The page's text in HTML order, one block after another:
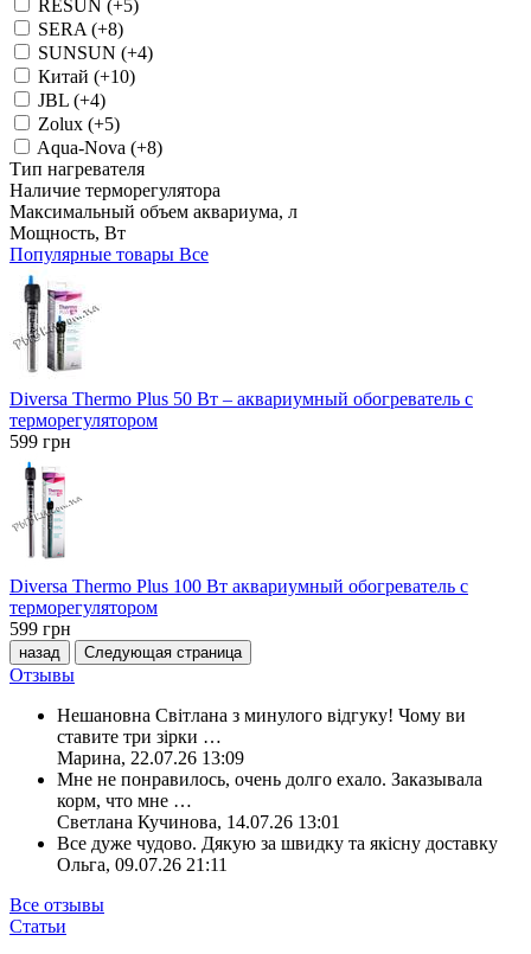
RESUN (+5)
SERA (+8)
SUNSUN (+4)
Китай (+10)
JBL (+4)
Zolux (+5)
Aqua-Nova (+8)
Тип нагревателя
Наличие терморегулятора
Максимальный объем аквариума, л
Мощность, Вт
Популярные товары Все
Diversa Thermo Plus 50 Вт – аквариумный обогреватель с
терморегулятором
599 грн
Diversa Thermo Plus 100 Вт аквариумный обогреватель с
терморегулятором
599 грн
назад Следующая страница
Отзывы
Нешановна Світлана з минулого відгуку! Чому ви
ставите три зірки …
Марина, 22.07.26 13:09
Мне не понравилось, очень долго ехало. Заказывала
корм, что мне …
Светлана Кучинова, 14.07.26 13:01
Все дуже чудово. Дякую за швидку та якісну доставку
Ольга, 09.07.26 21:11
Все отзывы
Статьи